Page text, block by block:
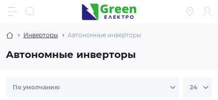
Инверторы Автономные инверторы
Автономные инверторы